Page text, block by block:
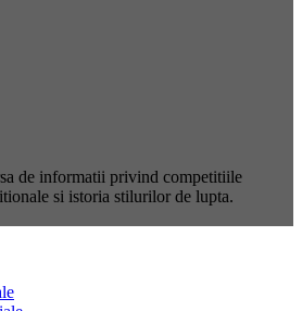
de informatii privind competitiile
si istoria stilurilor de lupta.